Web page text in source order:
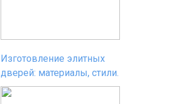
Изготовление элитных
дверей: материалы, стили.